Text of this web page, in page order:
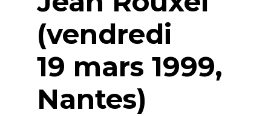
(vendredi
19 mars 1999,
Nantes)